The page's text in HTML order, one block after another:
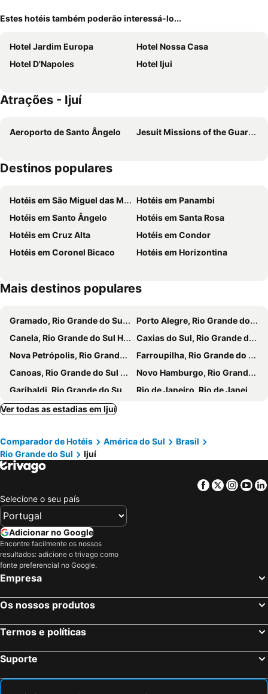
Estes hotéis também poderão interessá-lo...
Hotel Jardim Europa
Hotel Nossa Casa
Hotel D'Napoles
Hotel Ijui
Atrações - Ijuí
Aeroporto de Santo Ângelo Jesuit Missions of the Guaranis -Ruins of Sao Miguel das Missoes Brazil
Destinos populares
Hotéis em São Miguel das Missões
Hotéis em Panambi
Hotéis em Santo Ângelo
Hotéis em Santa Rosa
Hotéis em Cruz Alta
Hotéis em Condor
Hotéis em Coronel Bicaco
Hotéis em Horizontina
Mais destinos populares
Gramado, Rio Grande do Sul Hotéis
Porto Alegre, Rio Grande do Sul Hotéis
Canela, Rio Grande do Sul Hotéis
Caxias do Sul, Rio Grande do Sul Hotéis
Nova Petrópolis, Rio Grande do Sul Hotéis
Farroupilha, Rio Grande do Sul Hotéis
Canoas, Rio Grande do Sul Hotéis
Novo Hamburgo, Rio Grande do Sul Hotéis
Garibaldi, Rio Grande do Sul Hotéis
Rio de Janeiro, Rio de Janeiro Hotéis
São Paulo, São Paulo Hotéis
Porto de Galinhas, Pernambuco Hotéis
Salvador, Bahia Hotéis
Maceió, Alagoas Hotéis
Porto Seguro, Bahia Hotéis
Ver todas as estadias em Ijuí
Comparador de Hotéis América do Sul
Brasil
Rio Grande do Sul
Ijuí
Facebook
Twitter
Selecione o seu país
Adicionar no Google
Encontre facilmente os nossos
resultados: adicione o trivago como
fonte preferencial no Google.
Empresa
Os nossos produtos
Termos e políticas
Suporte